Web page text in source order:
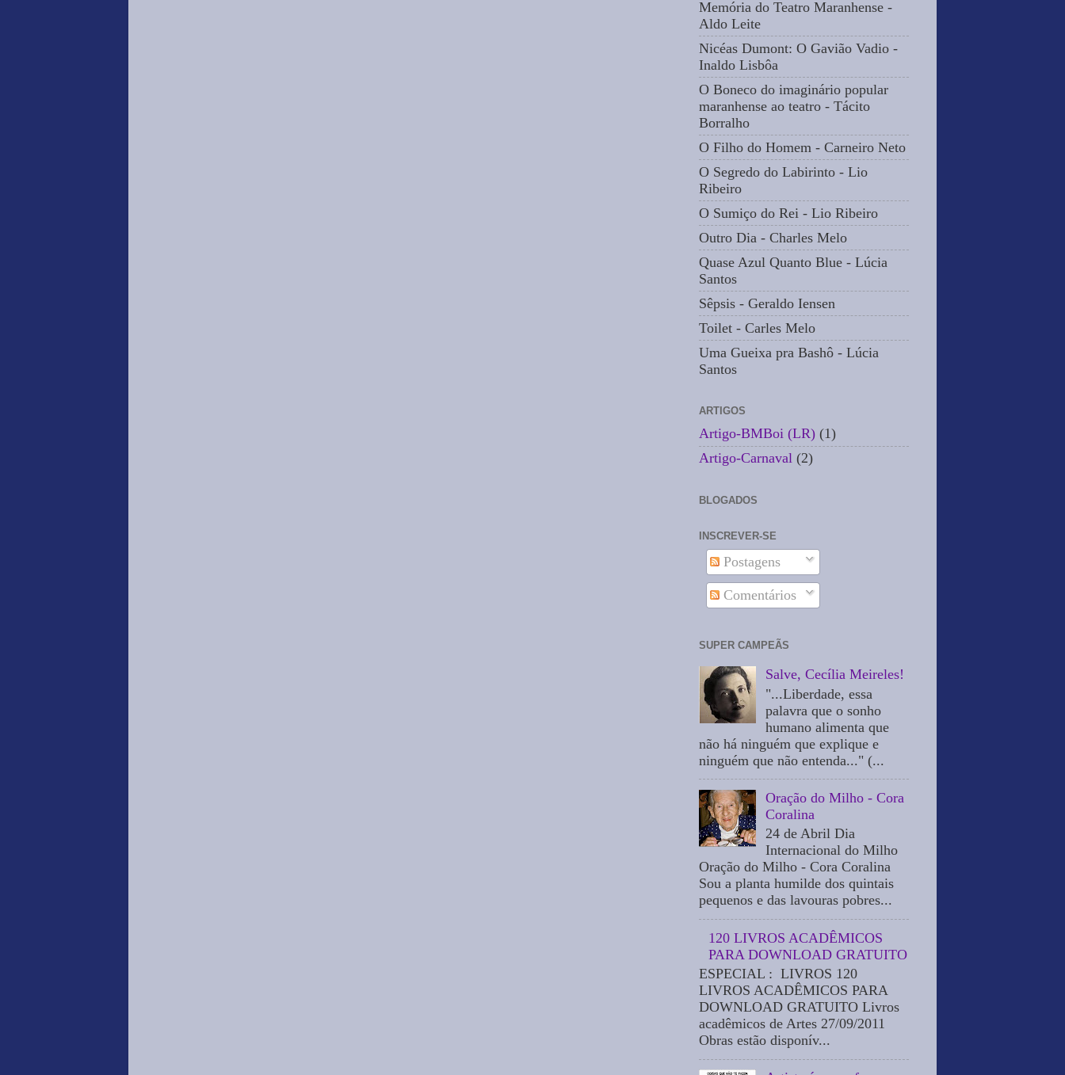
Memória do Teatro Maranhense -
Aldo Leite
Nicéas Dumont: O Gavião Vadio -
Inaldo Lisbôa
O Boneco do imaginário popular
maranhense ao teatro - Tácito
Borralho
O Filho do Homem - Carneiro Neto
O Segredo do Labirinto - Lio
Ribeiro
O Sumiço do Rei - Lio Ribeiro
Outro Dia - Charles Melo
Quase Azul Quanto Blue - Lúcia
Santos
Sêpsis - Geraldo Iensen
Toilet - Carles Melo
Uma Gueixa pra Bashô - Lúcia
Santos
ARTIGOS
Artigo-BMBoi (LR) (1)
Artigo-Carnaval (2)
BLOGADOS
INSCREVER-SE
Postagens
Comentários
SUPER CAMPEÃS
Salve, Cecília Meireles!
"...Liberdade, essa
palavra que o sonho
humano alimenta que
não há ninguém que explique e
ninguém que não entenda..." (...
Oração do Milho - Cora
Coralina
24 de Abril Dia
Internacional do Milho
Oração do Milho - Cora Coralina
Sou a planta humilde dos quintais
pequenos e das lavouras pobres...
120 LIVROS ACADÊMICOS
PARA DOWNLOAD GRATUITO
ESPECIAL : LIVROS 120
LIVROS ACADÊMICOS PARA
DOWNLOAD GRATUITO Livros
acadêmicos de Artes 27/09/2011
Obras estão disponív...